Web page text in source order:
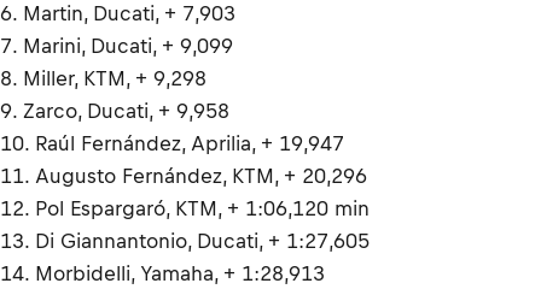
6. Martin, Ducati, + 7,903
7. Marini, Ducati, + 9,099
8. Miller, KTM, + 9,298
9. Zarco, Ducati, + 9,958
10. Raúl Fernández, Aprilia, + 19,947
11. Augusto Fernández, KTM, + 20,296
12. Pol Espargaró, KTM, + 1:06,120 min
13. Di Giannantonio, Ducati, + 1:27,605
14. Morbidelli, Yamaha, + 1:28,913